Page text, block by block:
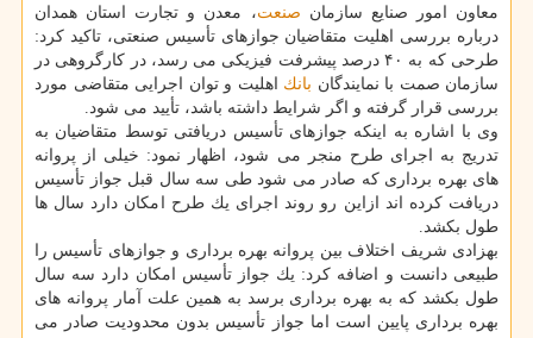
معاون امور صنایع سازمان صنعت، معدن و تجارت استان همدان
درباره بررسی اهلیت متقاضیان جوازهای تأسیس صنعتی، تاكید كرد:
طرحی كه به ۴۰ درصد پیشرفت فیزیكی می رسد، در كارگروهی در
سازمان صمت با نمایندگان بانك اهلیت و توان اجرایی متقاضی مورد
بررسی قرار گرفته و اگر شرایط داشته باشد، تأیید می شود.
وی با اشاره به اینكه جوازهای تأسیس دریافتی توسط متقاضیان به
تدریج به اجرای طرح منجر می شود، اظهار نمود: خیلی از پروانه
های بهره برداری كه صادر می شود طی سه سال قبل جواز تأسیس
دریافت كرده اند ازاین رو روند اجرای یك طرح امكان دارد سال ها
طول بكشد.
بهزادی شریف اختلاف بین پروانه بهره برداری و جوازهای تأسیس را
طبیعی دانست و اضافه كرد: یك جواز تأسیس امكان دارد سه سال
طول بكشد كه به بهره برداری برسد به همین علت آمار پروانه های
بهره برداری پایین است اما جواز تأسیس بدون محدودیت صادر می